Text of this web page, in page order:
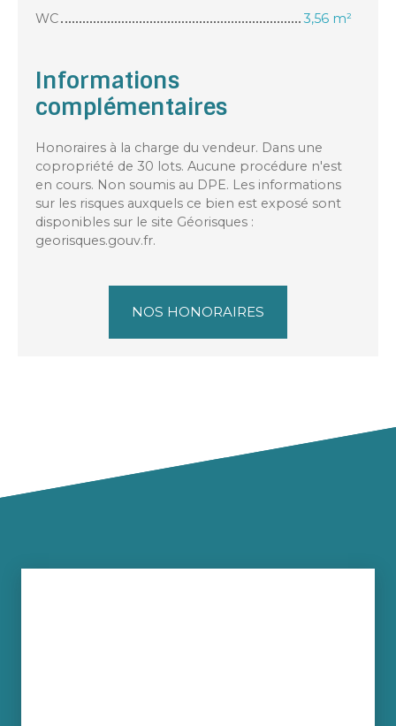
WC
3,56 m²
Informations
complémentaires
Honoraires à la charge du vendeur. Dans une
copropriété de 30 lots. Aucune procédure n'est
en cours. Non soumis au DPE. Les informations
sur les risques auxquels ce bien est exposé sont
disponibles sur le site Géorisques :
georisques.gouv.fr.
NOS HONORAIRES